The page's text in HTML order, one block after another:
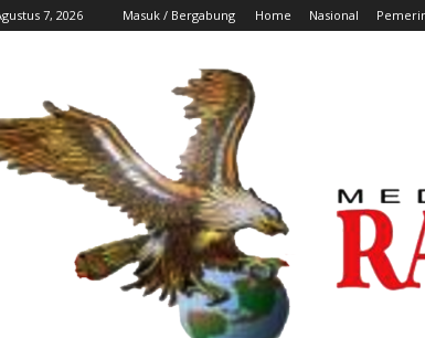
7, 2026 Masuk / Bergabung Home Nasional